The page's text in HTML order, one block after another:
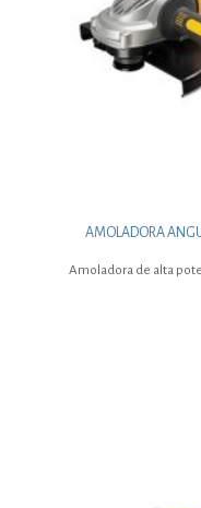
AMOLADORA
Amoladora de alta